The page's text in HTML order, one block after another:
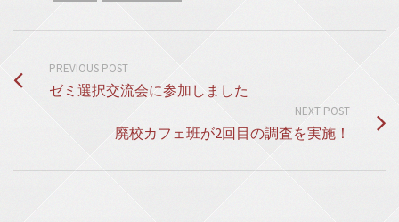
PREVIOUS POST
ゼミ選択交流会に参加しました
NEXT POST
廃校カフェ班が2回目の調査を実施！